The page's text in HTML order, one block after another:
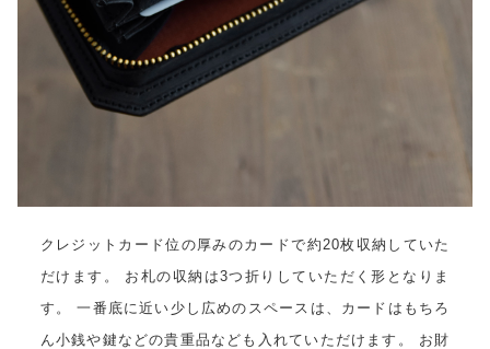
クレジットカード位の厚みのカードで約20枚収納していた
だけます。 お札の収納は3つ折りしていただく形となりま
す。 一番底に近い少し広めのスペースは、カードはもちろ
ん小銭や鍵などの貴重品なども入れていただけます。 お財